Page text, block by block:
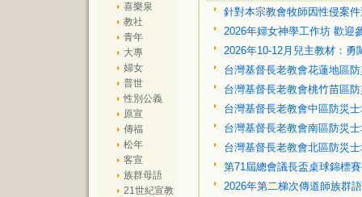
喜樂泉
教社
青年
大專
婦女
普世
性別公義
原宣
傳福
松年
客宣
族群母語
21世紀宣教
針對本宗教會牧師因性侵案
2026年婦女神學工作坊 歡迎
2026年10-12月兒主教材：勇
台灣基督長老教會花蓮地區
台灣基督長老教會桃竹苗區
台灣基督長老教會中區防災
台灣基督長老教會南區防災
台灣基督長老教會北區防災
第71屆總會議長盃桌球錦標
2026年第二梯次傳道師族群